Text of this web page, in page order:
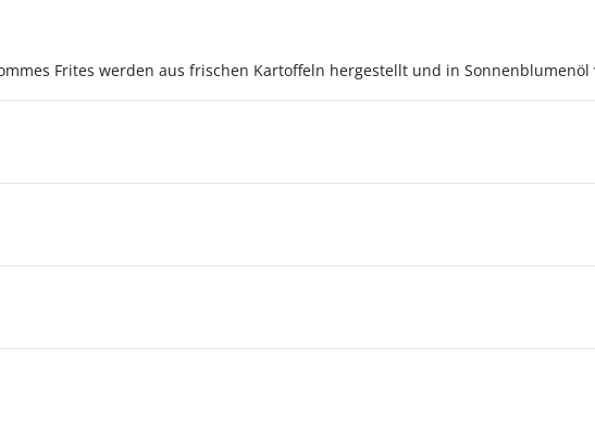
Frites werden aus frischen Kartoffeln hergestellt und in